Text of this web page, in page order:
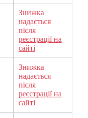
Знижка
надається
після
реєстрації на
сайті
Знижка
надається
після
реєстрації на
сайті